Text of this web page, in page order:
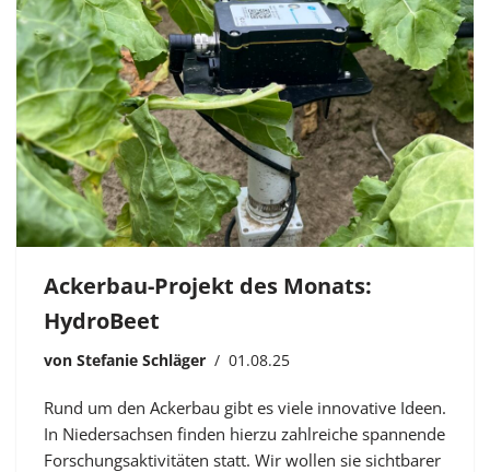
Ackerbau-Projekt des Monats:
HydroBeet
von Stefanie Schläger 01.08.25
Rund um den Ackerbau gibt es viele innovative Ideen.
In Niedersachsen finden hierzu zahlreiche spannende
Forschungsaktivitäten statt. Wir wollen sie sichtbarer